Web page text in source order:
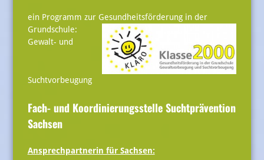
ein Programm zur Gesundheitsförderung in der
Grundschule:
Gewalt- und
Suchtvorbeugung
Fach- und Koordinierungsstelle Suchtprävention
Sachsen
Ansprechpartnerin für Sachsen: